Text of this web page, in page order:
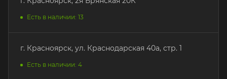
Есть в наличии: 13
г. Красноярск, ул. Краснодарская 40а, стр. 1
Есть в наличии: 4